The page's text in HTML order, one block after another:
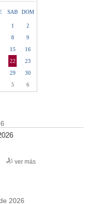
SAB DOM
1
2
8
9
15
16
22
23
29
30
5 6
ver más
2026